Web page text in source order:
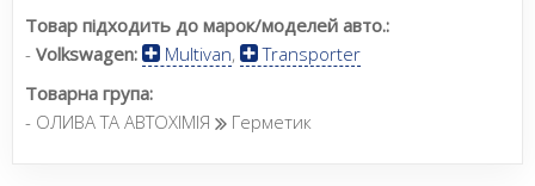
Товар підходить до марок/моделей авто.:
- Volkswagen: Multivan,
Transporter
Товарна група:
- ОЛИВА ТА АВТОХІМІЯ
Герметик